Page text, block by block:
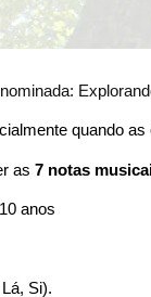
quando
as 7 notas
anos
Si).